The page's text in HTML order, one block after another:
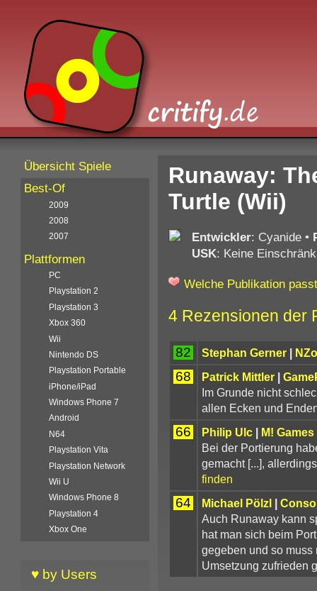
Runaway:
Turtle (Wii)
Entwickler: Cyanide•
USK: Keine
Welche Publikation
4 Rezensionen der
82 Stephan Gerner|
68 Patrick Mittler|
Im Grunde nicht
allen Ecken und
66 Philip Ulc| M! Games
Bei der Portierung
gemacht [...],
finden
64 Michael Pölzl|
Auch Runaway kann
hat man sich beim
gegeben und so
Umsetzung zufrieden
Übersicht Spiele
Best-Of
2009
2008
2007
Plattformen
PC
Playstation 2
Playstation 3
Xbox 360
Wii
Nintendo DS
Playstation Portable
iPhone/iPad
Windows Phone 7
Android
N64
Playstation Vita
Playstation Network
Wii U
Windows Phone 8
Playstation 4
Xbox One
♥ by Users